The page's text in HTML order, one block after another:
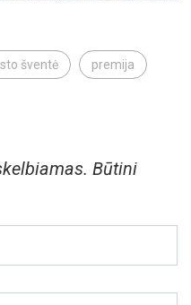
šventė premija
Būtini